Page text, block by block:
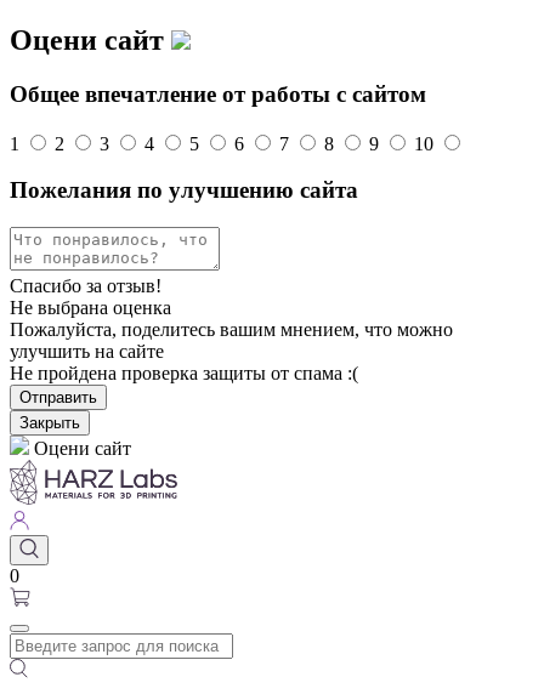
Оцени сайт
Общее впечатление от работы с сайтом
1 2 3 4 5 6 7 8 9 10
Пожелания по улучшению сайта
Спасибо за отзыв!
Не выбрана оценка
Пожалуйста, поделитесь вашим мнением, что можно
улучшить на сайте
Не пройдена проверка защиты от спама :(
Отправить
Закрыть
Оцени сайт
0